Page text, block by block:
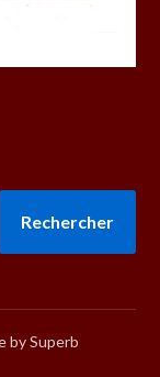
Rechercher
bySuperb